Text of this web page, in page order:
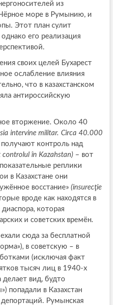
из
Чёрное море в Румынию, и
Этот план сулит
его реализация
своих целей Бухарест
ослабление влияния
что в казахстанском
антироссийскую
вторжение. Около 40
intervine militar. Circa 40.000
получают контроль над
controlul în Kazahstan)– вот
реплики
в Казахстане они
восстание» (insurecţie
вроде как находятся в
которая
и советских времён.
сюда за бесплатной
в советскую – в
(исключая факт
тысяч лиц в 1940-х
делает вид, будто
попадали в Казахстан
Румынская